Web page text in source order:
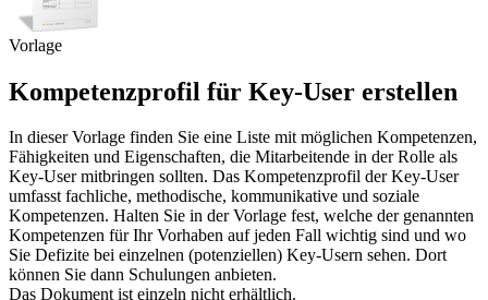
Vorlage
Kompetenzprofil für Key-User erstellen
In dieser Vorlage finden Sie eine Liste mit möglichen Kompetenzen,
Fähigkeiten und Eigenschaften, die Mitarbeitende in der Rolle als
Key-User mitbringen sollten. Das Kompetenzprofil der Key-User
umfasst fachliche, methodische, kommunikative und soziale
Kompetenzen. Halten Sie in der Vorlage fest, welche der genannten
Kompetenzen für Ihr Vorhaben auf jeden Fall wichtig sind und wo
Sie Defizite bei einzelnen (potenziellen) Key-Usern sehen. Dort
können Sie dann Schulungen anbieten.
Das Dokument ist einzeln nicht erhältlich.